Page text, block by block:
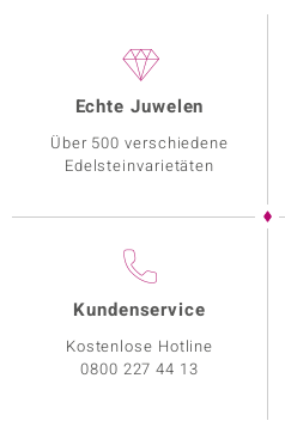
Echte Juwelen
Über 500 verschiedene
Edelsteinvarietäten
Kundenservice
Kostenlose Hotline
0800 227 44 13